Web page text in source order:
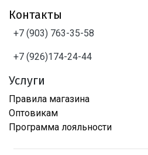
Контакты
+7 (903) 763-35-58
+7 (926)174-24-44
Услуги
Правила магазина
Оптовикам
Программа лояльности